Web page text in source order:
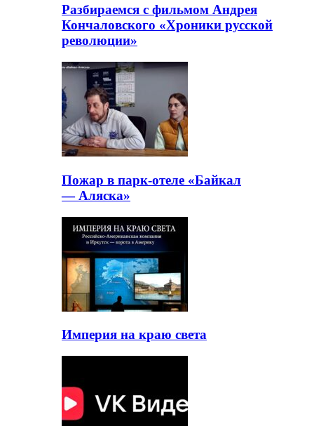
Разбираемся с фильмом Андрея
Кончаловского «Хроники русской
революции»
Пожар в парк-отеле «Байкал
— Аляска»
Империя на краю света